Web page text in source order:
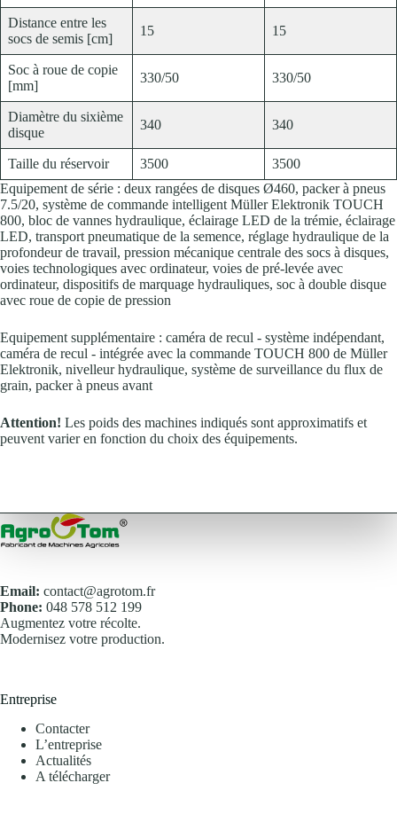
Distance entre les
socs de semis [cm]
15 15
Soc à roue de copie
[mm]
330/50 330/50
Diamètre du sixième
disque
340 340
Taille du réservoir 3500
3500
Equipement de série : deux rangées de disques Ø460, packer à pneus
7.5/20, système de commande intelligent Müller Elektronik TOUCH
800, bloc de vannes hydraulique, éclairage LED de la trémie, éclairage
LED, transport pneumatique de la semence, réglage hydraulique de la
profondeur de travail, pression mécanique centrale des socs à disques,
voies technologiques avec ordinateur, voies de pré-levée avec
ordinateur, dispositifs de marquage hydrauliques, soc à double disque
avec roue de copie de pression
Equipement supplémentaire : caméra de recul - système indépendant,
caméra de recul - intégrée avec la commande TOUCH 800 de Müller
Elektronik, nivelleur hydraulique, système de surveillance du flux de
grain, packer à pneus avant
Attention! Les poids des machines indiqués sont approximatifs et
peuvent varier en fonction du choix des équipements.
Email: contact@agrotom.fr
Phone: 048 578 512 199
Augmentez votre récolte.
Modernisez votre production.
Entreprise
Contacter
L’entreprise
Actualités
A télécharger